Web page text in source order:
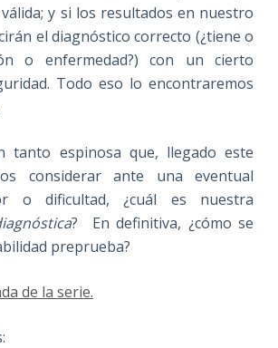
y si los resultados en nuestro
el diagnóstico correcto (¿tiene o
o enfermedad?) con un cierto
Todo eso lo encontraremos
tanto espinosa que, llegado este
considerar ante una eventual
o dificultad, ¿cuál es nuestra
? En definitiva, ¿cómo se
preprueba?
de la serie.